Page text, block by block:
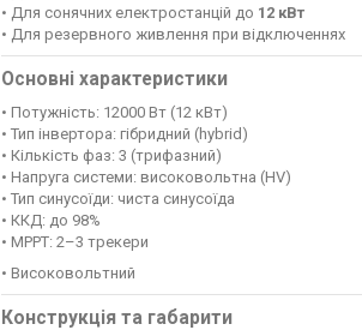
• Для сонячних електростанцій до 12 кВт
• Для резервного живлення при відключеннях
Основні характеристики
• Потужність: 12000 Вт (12 кВт)
• Тип інвертора: гібридний (hybrid)
• Кількість фаз: 3 (трифазний)
• Напруга системи: високовольтна (HV)
• Тип синусоїди: чиста синусоїда
• ККД: до 98%
• MPPT: 2–3 трекери
• Високовольтний
Конструкція та габарити